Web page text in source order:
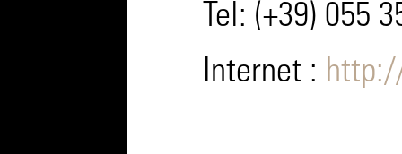
Tel: (+39) 055
Internet :